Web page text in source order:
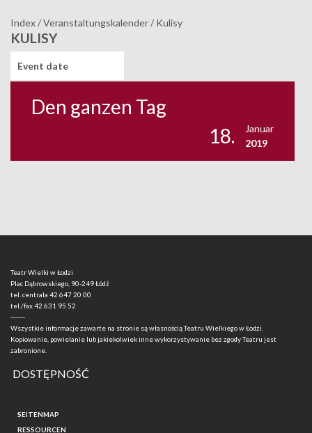
Index/Veranstaltungskalender/ Kulisy
KULISY
Event date
Den ganzen Tag
18.
Januar
2019
Teatr Wielki w Łodzi
Plac Dąbrowskiego, 90-249 Łódź
tel. centrala 42 647 20 00
tel./fax42 631 95 52
-------
Wszystkie informacje zawarte na stronie są własnością Teatru Wielkiego w Łodzi.
Kopiowanie, powielanie lub jakiekolwiek inne wykorzystywanie bez zgody Teatru jest
zabronione.
DOSTĘPNOŚĆ
SEITENMAP
RESSOURCEN